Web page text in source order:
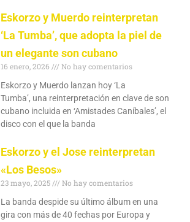
Eskorzo y Muerdo reinterpretan
‘La Tumba’, que adopta la piel de
un elegante son cubano
16 enero, 2026
No hay comentarios
Eskorzo y Muerdo lanzan hoy ‘La
Tumba’, una reinterpretación en clave de son
cubano incluida en ‘Amistades Caníbales’, el
disco con el que la banda
Eskorzo y el Jose reinterpretan
«Los Besos»
23 mayo, 2025
No hay comentarios
La banda despide su último álbum en una
gira con más de 40 fechas por Europa y